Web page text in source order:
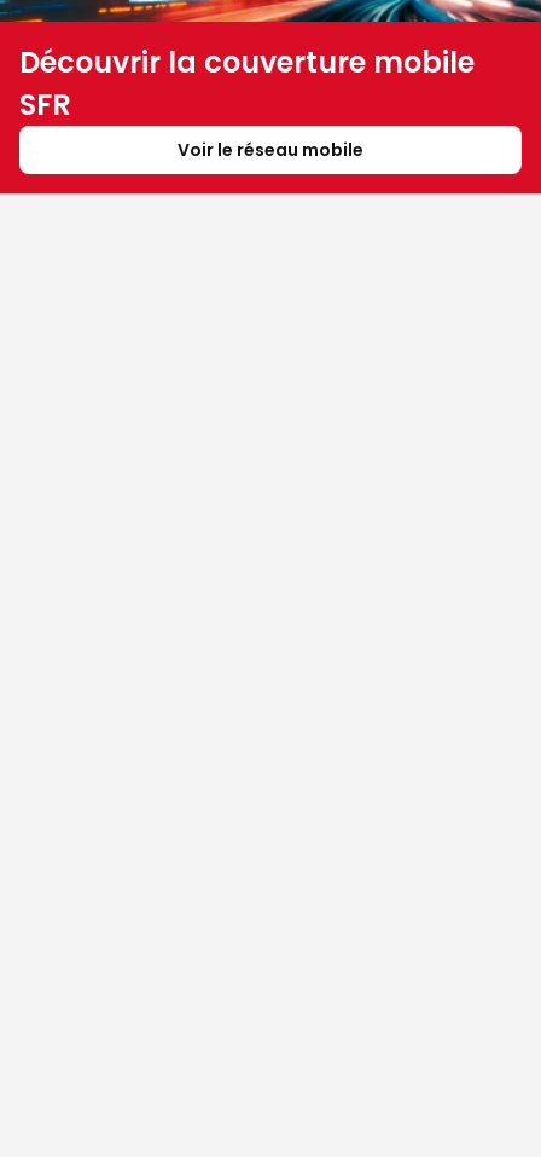
Découvrir la couverture mobile
SFR
Voir le réseau mobile